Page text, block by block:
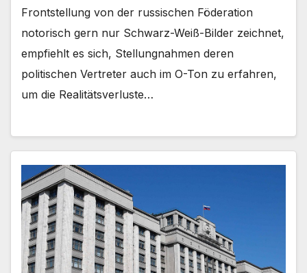
Frontstellung von der russischen Föderation
notorisch gern nur Schwarz-Weiß-Bilder zeichnet,
empfiehlt es sich, Stellungnahmen deren
politischen Vertreter auch im O-Ton zu erfahren,
um die Realitätsverluste…